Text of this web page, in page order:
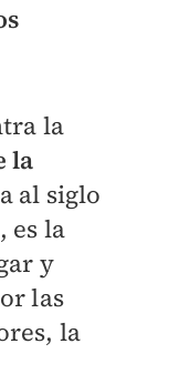
la
la
al siglo
es la
y
las
la